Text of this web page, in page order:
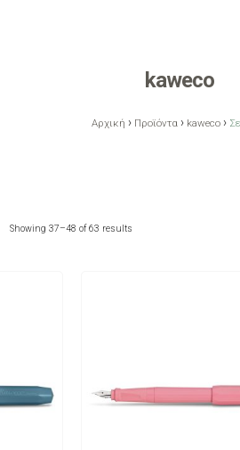
kaweco
Αρχική › Προϊόντα › kaweco ›
Showing 37–48 of 63 results